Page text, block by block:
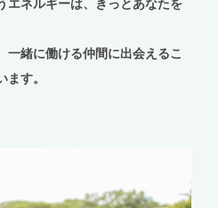
エネルギーは、きっとあなたを
一緒に働ける仲間に出会えるこ
す。